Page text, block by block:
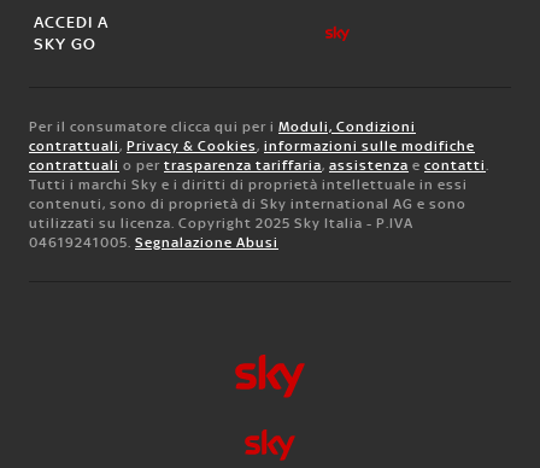
ACCEDI A
SKY GO
Per il consumatore clicca qui per i Moduli, Condizioni
contrattuali, Privacy & Cookies, informazioni sulle modifiche
contrattuali o per trasparenza tariffaria, assistenza e contatti.
Tutti i marchi Sky e i diritti di proprietà intellettuale in essi
contenuti, sono di proprietà di Sky international AG e sono
utilizzati su licenza. Copyright 2025 Sky Italia - P.IVA
04619241005. Segnalazione Abusi